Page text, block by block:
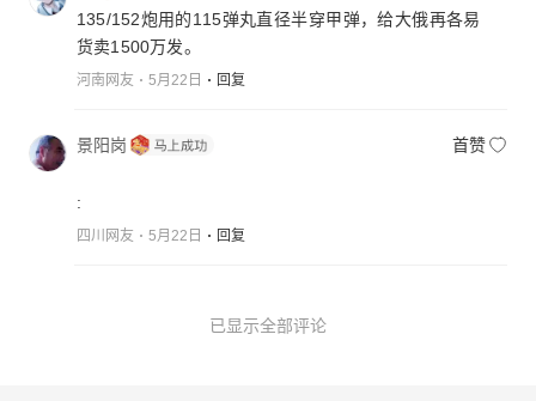
135/152炮用的115弹丸直径半穿甲弹，给大俄再各易
货卖1500万发。
河南网友 5月22日 回复
景阳岗 首赞
:
四川网友 5月22日 回复
已显示全部评论